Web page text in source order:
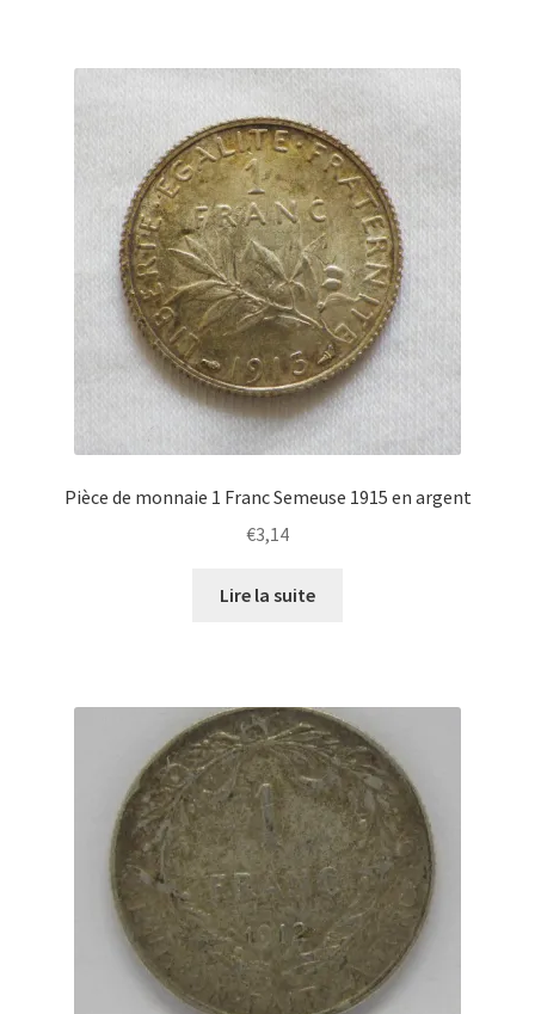
Pièce de monnaie 1 Franc Semeuse 1915 en argent
€3,14
Lire la suite